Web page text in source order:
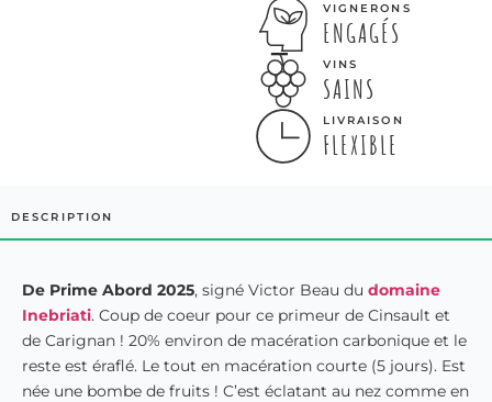
VIGNERONS
ENGAGÉS
VINS
SAINS
LIVRAISON
FLEXIBLE
DESCRIPTION
De Prime Abord 2025, signé Victor Beau du domaine
Inebriati. Coup de coeur pour ce primeur de Cinsault et
de Carignan ! 20% environ de macération carbonique et le
reste est éraflé. Le tout en macération courte (5 jours). Est
née une bombe de fruits ! C’est éclatant au nez comme en